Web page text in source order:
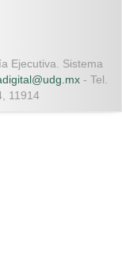
Ejecutiva. Sistema
- Tel.
11914